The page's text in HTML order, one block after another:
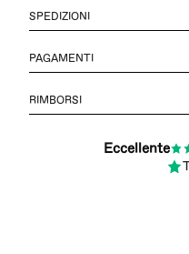
SPEDIZIONI
PAGAMENTI
RIMBORSI
Eccellente